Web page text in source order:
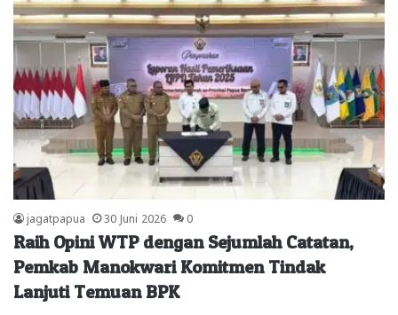
jagatpapua 30 Juni 2026 0
Raih Opini WTP dengan Sejumlah Catatan,
Pemkab Manokwari Komitmen Tindak
Lanjuti Temuan BPK